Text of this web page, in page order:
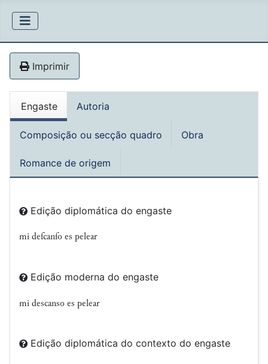
Imprimir
Engaste Autoria
Composição ou secção quadro Obra
Romance de origem
Edição diplomática do engaste
mi deſcanſo es pelear
Edição moderna do engaste
mi descanso es pelear
Edição diplomática do contexto do engaste